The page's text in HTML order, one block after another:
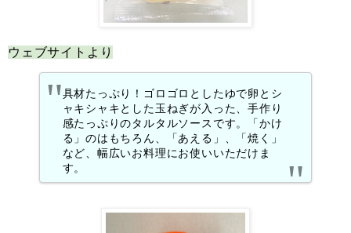
ウェブサイトより
具材たっぷり！ゴロゴロとしたゆで卵とシ
ャキシャキとした玉ねぎが入った、手作り
感たっぷりのタルタルソースです。「かけ
る」のはもちろん、「あえる」、「焼く」
など、幅広いお料理にお使いいただけま
す。